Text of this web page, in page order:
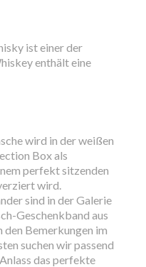
ist einer der
enthält eine
wird in der weißen
Box als
perfekt sitzenden
wird.
sind in der Galerie
Geschenkband aus
den Bemerkungen im
suchen wir passend
das perfekte